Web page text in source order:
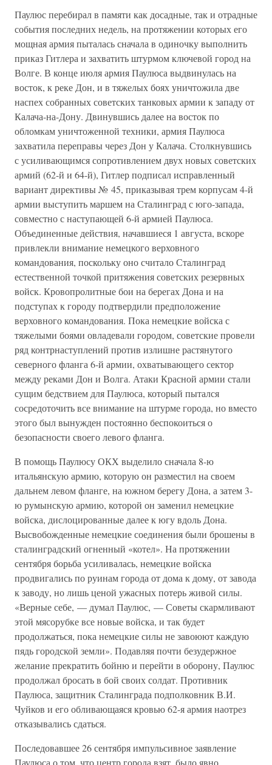
Паулюс перебирал в памяти как досадные, так и отрадные
события последних недель, на протяжении которых его
мощная армия пыталась сначала в одиночку выполнить
приказ Гитлера и захватить штурмом ключевой город на
Волге. В конце июля армия Паулюса выдвинулась на
восток, к реке Дон, и в тяжелых боях уничтожила две
наспех собранных советских танковых армии к западу от
Калача-на-Дону. Двинувшись далее на восток по
обломкам уничтоженной техники, армия Паулюса
захватила переправы через Дон у Калача. Столкнувшись
с усиливающимся сопротивлением двух новых советских
армий (62-й и 64-й), Гитлер подписал исправленный
вариант директивы № 45, приказывая трем корпусам 4-й
армии выступить маршем на Сталинград с юго-запада,
совместно с наступающей 6-й армией Паулюса.
Объединенные действия, начавшиеся 1 августа, вскоре
привлекли внимание немецкого верховного
командования, поскольку оно считало Сталинград
естественной точкой притяжения советских резервных
войск. Кровопролитные бои на берегах Дона и на
подступах к городу подтвердили предположение
верховного командования. Пока немецкие войска с
тяжелыми боями овладевали городом, советские провели
ряд контрнаступлений против излишне растянутого
северного фланга 6-й армии, охватывающего сектор
между реками Дон и Волга. Атаки Красной армии стали
сущим бедствием для Паулюса, который пытался
сосредоточить все внимание на штурме города, но вместо
этого был вынужден постоянно беспокоиться о
безопасности своего левого фланга.
В помощь Паулюсу ОКХ выделило сначала 8-ю
итальянскую армию, которую он разместил на своем
дальнем левом фланге, на южном берегу Дона, а затем 3-
ю румынскую армию, которой он заменил немецкие
войска, дислоцированные далее к югу вдоль Дона.
Высвобожденные немецкие соединения были брошены в
сталинградский огненный «котел». На протяжении
сентября борьба усиливалась, немецкие войска
продвигались по руинам города от дома к дому, от завода
к заводу, но лишь ценой ужасных потерь живой силы.
«Верные себе, — думал Паулюс, — Советы скармливают
этой мясорубке все новые войска, и так будет
продолжаться, пока немецкие силы не завоюют каждую
пядь городской земли». Подавляя почти безудержное
желание прекратить бойню и перейти в оборону, Паулюс
продолжал бросать в бой своих солдат. Противник
Паулюса, защитник Сталинграда подполковник В.И.
Чуйков и его обливающаяся кровью 62-я армия наотрез
отказывались сдаться.
Последовавшее 26 сентября импульсивное заявление
Паулюса о том, что центр города взят, было явно